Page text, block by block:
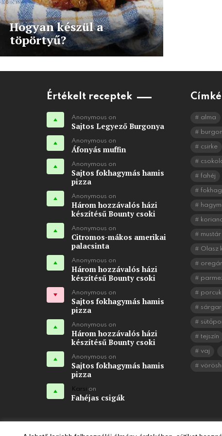
Hogyan készül a
töpörtyű?
Értékelt receptek
Anonymous on
Sajtos Legyező Burgonya
Anonymous on
Áfonyás muffin
Anonymous on
Sajtos fokhagymás hamis
pizza
Anonymous on
Három hozzávalós házi
készítésű Bounty csoki
Anonymous on
Citromos-mákos amerikai
palacsinta
Anonymous on
Három hozzávalós házi
készítésű Bounty csoki
Anonymous on
Sajtos fokhagymás hamis
pizza
Anonymous on
Három hozzávalós házi
készítésű Bounty csoki
Anonymous on
Sajtos fokhagymás hamis
pizza
Karsi on
Fahéjas csigák
alma
csirke
fahéj
mustár
Olasz
tejszín
vaj